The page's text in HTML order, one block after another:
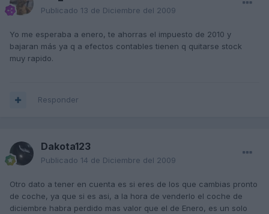
Publicado 13 de Diciembre del 2009
Yo me esperaba a enero, te ahorras el impuesto de 2010 y
bajaran más ya q a efectos contables tienen q quitarse stock
muy rapido.
Responder
Dakota123
Publicado 14 de Diciembre del 2009
Otro dato a tener en cuenta es si eres de los que cambias pronto
de coche, ya que si es asi, a la hora de venderlo el coche de
diciembre habra perdido mas valor que el de Enero, es un solo